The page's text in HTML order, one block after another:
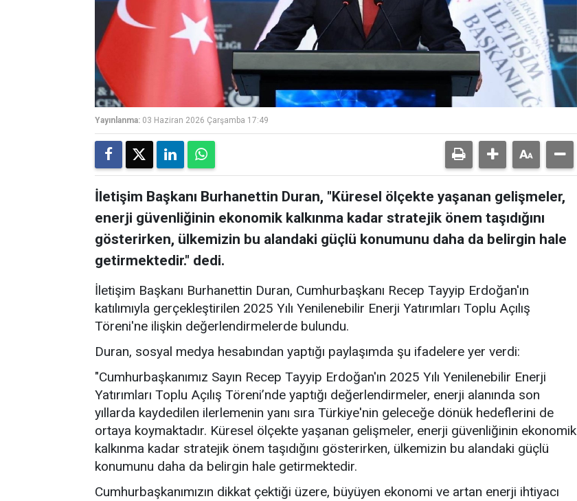
Yayınlanma: 03 Haziran 2026 Çarşamba 17:49
İletişim Başkanı Burhanettin Duran, "Küresel ölçekte yaşanan gelişmeler,
enerji güvenliğinin ekonomik kalkınma kadar stratejik önem taşıdığını
gösterirken, ülkemizin bu alandaki güçlü konumunu daha da belirgin hale
getirmektedir." dedi.
İletişim Başkanı Burhanettin Duran, Cumhurbaşkanı Recep Tayyip Erdoğan'ın
katılımıyla gerçekleştirilen 2025 Yılı Yenilenebilir Enerji Yatırımları Toplu Açılış
Töreni'ne ilişkin değerlendirmelerde bulundu.
Duran, sosyal medya hesabından yaptığı paylaşımda şu ifadelere yer verdi:
"Cumhurbaşkanımız Sayın Recep Tayyip Erdoğan'ın 2025 Yılı Yenilenebilir Enerji
Yatırımları Toplu Açılış Töreni’nde yaptığı değerlendirmeler, enerji alanında son
yıllarda kaydedilen ilerlemenin yanı sıra Türkiye'nin geleceğe dönük hedeflerini de
ortaya koymaktadır. Küresel ölçekte yaşanan gelişmeler, enerji güvenliğinin ekonomik
kalkınma kadar stratejik önem taşıdığını gösterirken, ülkemizin bu alandaki güçlü
konumunu daha da belirgin hale getirmektedir.
Cumhurbaşkanımızın dikkat çektiği üzere, büyüyen ekonomi ve artan enerji ihtiyacı